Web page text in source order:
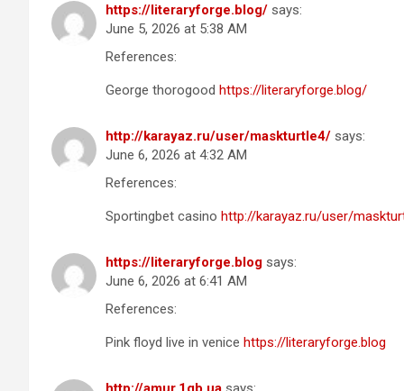
https://literaryforge.blog/ says:
June 5, 2026 at 5:38 AM
References:
George thorogood https://literaryforge.blog/
http://karayaz.ru/user/maskturtle4/ says:
June 6, 2026 at 4:32 AM
References:
Sportingbet casino http://karayaz.ru/user/
https://literaryforge.blog says:
June 6, 2026 at 6:41 AM
References:
Pink floyd live in venice https://literaryforge.blog